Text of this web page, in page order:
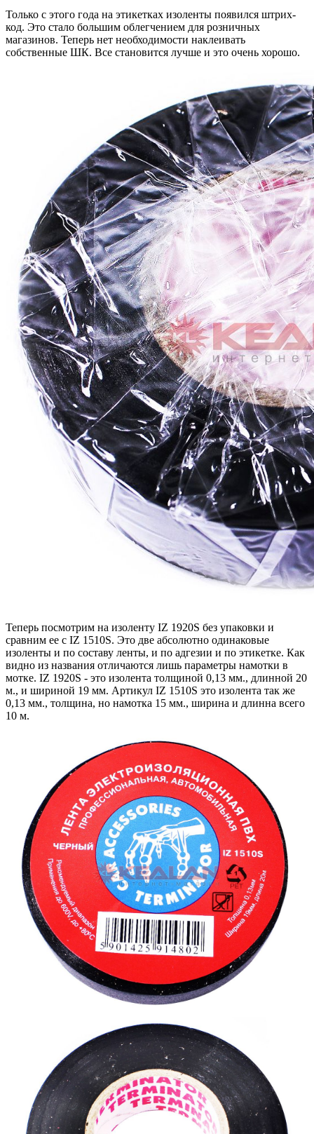
Только с этого года на этикетках изоленты появился штрих-
код. Это стало большим облегчением для розничных
магазинов. Теперь нет необходимости наклеивать
собственные ШК. Все становится лучше и это очень хорошо.
Теперь посмотрим на изоленту IZ 1920S без упаковки и
сравним ее c IZ 1510S. Это две абсолютно одинаковые
изоленты и по составу ленты, и по адгезии и по этикетке. Как
видно из названия отличаются лишь параметры намотки в
мотке. IZ 1920S - это изолента толщиной 0,13 мм., длинной 20
м., и шириной 19 мм. Артикул IZ 1510S это изолента так же
0,13 мм., толщина, но намотка 15 мм., ширина и длинна всего
10 м.